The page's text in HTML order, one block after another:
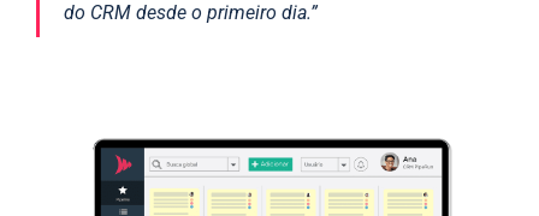
do CRM desde o primeiro dia.”